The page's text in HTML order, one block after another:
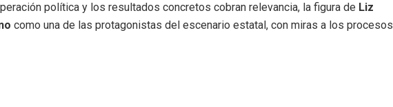
política y los resultados concretos cobran relevancia, la figura de Liz
como una de las protagonistas del escenario estatal, con miras a los procesos